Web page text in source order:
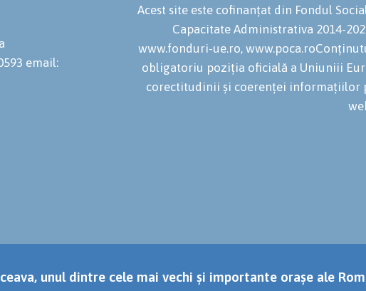
email:
Acest site este cofinanțat din Fondul
Capacitate Administrativa 2014-
www.fonduri-ue.ro,
obligatoriu poziția oficială a Uniuniii
corectitudinii și coerenței
unul dintre cele mai vechi și importante orașe ale